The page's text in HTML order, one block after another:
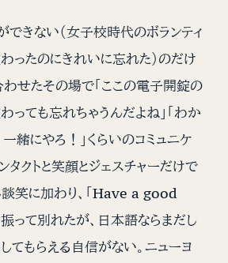
できない（女子校時代のボランティ
ったのにきれいに忘れた）のだけ
わせたその場で「ここの電子開錠の
っても忘れちゃうんだよね」「わか
緒にやろ！」くらいのコミュニケ
タクトと笑顔とジェスチャーだけで
談笑に加わり、「Have a good
って別れたが、日本語ならまだし
てもらえる自信がない。ニューヨ